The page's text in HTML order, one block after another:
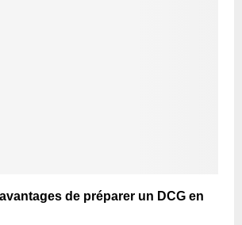
de préparer un DCG en